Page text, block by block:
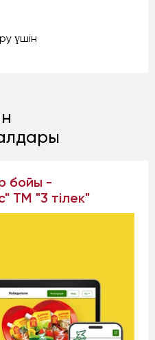
үшін
бойы -
ТМ "3 тілек"